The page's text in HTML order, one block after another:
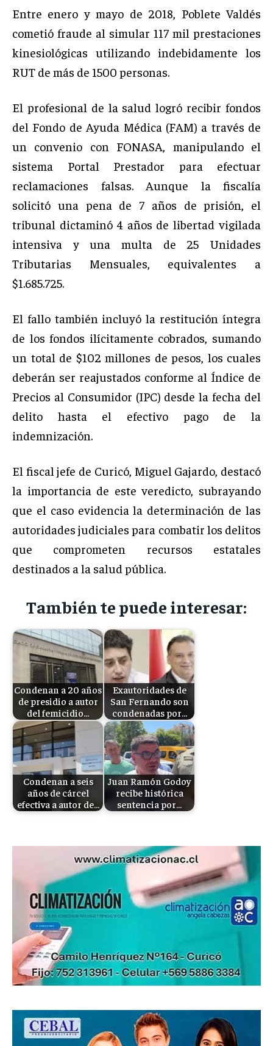
Entre enero y mayo de 2018, Poblete Valdés
cometió fraude al simular 117 mil prestaciones
kinesiológicas utilizando indebidamente los
RUT de más de 1500 personas.
El profesional de la salud logró recibir fondos
del Fondo de Ayuda Médica (FAM) a través de
un convenio con FONASA, manipulando el
sistema Portal Prestador para efectuar
reclamaciones falsas. Aunque la fiscalía
solicitó una pena de 7 años de prisión, el
tribunal dictaminó 4 años de libertad vigilada
intensiva y una multa de 25 Unidades
Tributarias Mensuales, equivalentes a
$1.685.725.
El fallo también incluyó la restitución íntegra
de los fondos ilícitamente cobrados, sumando
un total de $102 millones de pesos, los cuales
deberán ser reajustados conforme al Índice de
Precios al Consumidor (IPC) desde la fecha del
delito hasta el efectivo pago de la
indemnización.
El fiscal jefe de Curicó, Miguel Gajardo, destacó
la importancia de este veredicto, subrayando
que el caso evidencia la determinación de las
autoridades judiciales para combatir los delitos
que comprometen recursos estatales
destinados a la salud pública.
También te puede interesar:
Condenan a 20 años
de presidio a autor
del femicidio…
Exautoridades de
San Fernando son
condenadas por…
Condenan a seis
años de cárcel
efectiva a autor de…
Juan Ramón Godoy
recibe histórica
sentencia por…